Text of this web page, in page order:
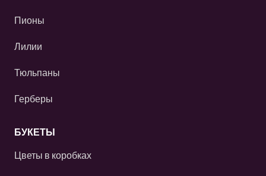
Пионы
Лилии
Тюльпаны
Герберы
БУКЕТЫ
Цветы в коробках